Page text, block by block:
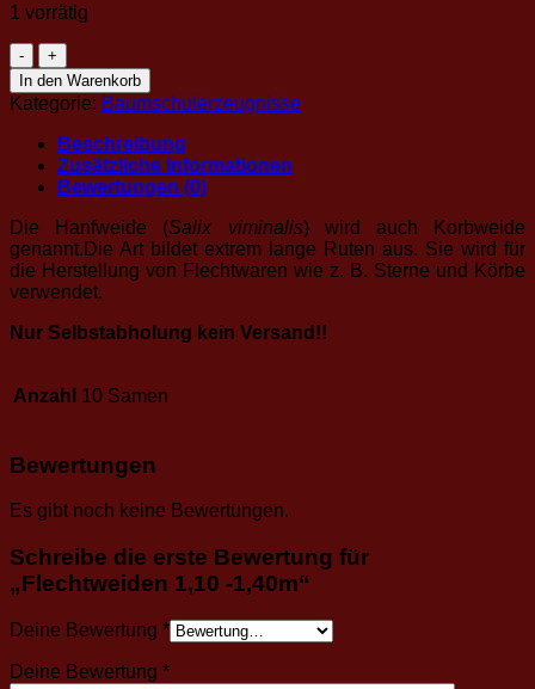
1 vorrätig
Flechtweiden
1,10
-1,40m
Menge
In den Warenkorb
Kategorie: Baumschulerzeugnisse
Beschreibung
Zusätzliche Informationen
Bewertungen (0)
Die Hanfweide (Salix viminalis) wird auch Korbweide
genannt.Die Art bildet extrem lange Ruten aus. Sie wird für
die Herstellung von Flechtwaren wie z. B. Sterne und Körbe
verwendet.
Nur Selbstabholung kein Versand!!
Anzahl 10 Samen
Bewertungen
Es gibt noch keine Bewertungen.
Schreibe die erste Bewertung für
„Flechtweiden 1,10 -1,40m“
Deine Bewertung *
Deine Bewertung *